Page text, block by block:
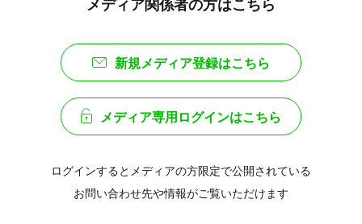
メディア関係者の方はこちら
新規メディア登録はこちら
メディア専用ログインはこちら
ログインするとメディアの方限定で公開されている
お問い合わせ先や情報がご覧いただけます